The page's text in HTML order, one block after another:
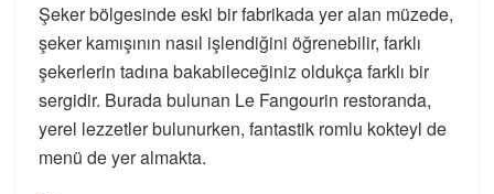
Şeker bölgesinde eski bir fabrikada yer alan müzede,
şeker kamışının nasıl işlendiğini öğrenebilir, farklı
şekerlerin tadına bakabileceğiniz oldukça farklı bir
sergidir. Burada bulunan Le Fangourin restoranda,
yerel lezzetler bulunurken, fantastik romlu kokteyl de
menü de yer almakta.